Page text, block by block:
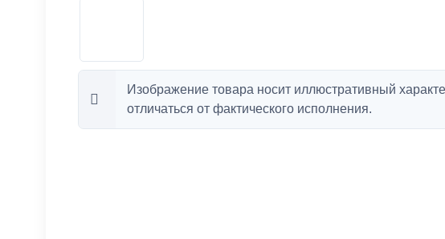
Изображение товара носит иллюстративный
отличаться от фактического исполнения.